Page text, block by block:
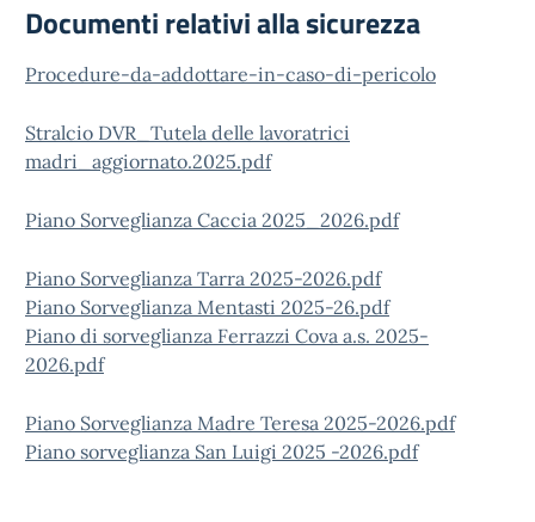
Documenti relativi alla sicurezza
Procedure-da-addottare-in-caso-di-pericolo
Stralcio DVR_Tutela delle lavoratrici
madri_aggiornato.2025.pdf
Piano Sorveglianza Caccia 2025_2026.pdf
Piano Sorveglianza Tarra 2025-2026.pdf
Piano Sorveglianza Mentasti 2025-26.pdf
Piano di sorveglianza Ferrazzi Cova a.s. 2025-
2026.pdf
Piano Sorveglianza Madre Teresa 2025-2026.pdf
Piano sorveglianza San Luigi 2025 -2026.pdf